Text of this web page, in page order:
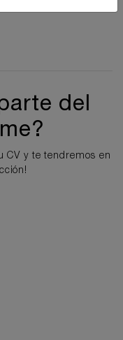
del
CV y te tendremos en